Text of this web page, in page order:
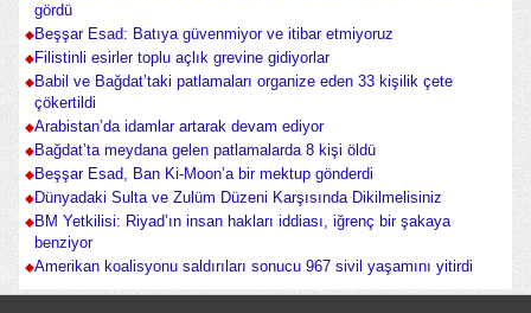
gördü
Beşşar Esad: Batıya güvenmiyor ve itibar etmiyoruz
Filistinli esirler toplu açlık grevine gidiyorlar
Babil ve Bağdat’taki patlamaları organize eden 33 kişilik çete
çökertildi
Arabistan’da idamlar artarak devam ediyor
Bağdat’ta meydana gelen patlamalarda 8 kişi öldü
Beşşar Esad, Ban Ki-Moon’a bir mektup gönderdi
Dünyadaki Sulta ve Zulüm Düzeni Karşısında Dikilmelisiniz
BM Yetkilisi: Riyad’ın insan hakları iddiası, iğrenç bir şakaya
benziyor
Amerikan koalisyonu saldırıları sonucu 967 sivil yaşamını yitirdi